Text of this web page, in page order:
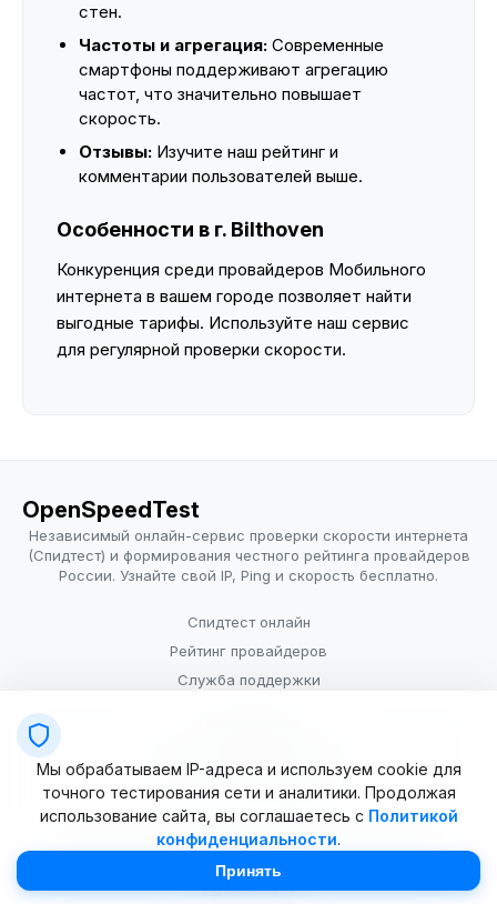
стен.
Частоты и агрегация: Современные
смартфоны поддерживают агрегацию
частот, что значительно повышает
скорость.
Отзывы: Изучите наш рейтинг и
комментарии пользователей выше.
Особенности в г. Bilthoven
Конкуренция среди провайдеров Мобильного
интернета в вашем городе позволяет найти
выгодные тарифы. Используйте наш сервис
для регулярной проверки скорости.
OpenSpeedTest
Независимый онлайн-сервис проверки скорости интернета
(Спидтест) и формирования честного рейтинга провайдеров
России. Узнайте свой IP, Ping и скорость бесплатно.
Спидтест онлайн
Рейтинг провайдеров
Служба поддержки
Условия использования
© 2025–2026 OpenSpeedTest (ИП Долматова В.В.). Все права
Мы обрабатываем IP-адреса и используем cookie для
точного тестирования сети и аналитики. Продолжая
использование сайта, вы соглашаетесь с Политикой
конфиденциальности.
Принять